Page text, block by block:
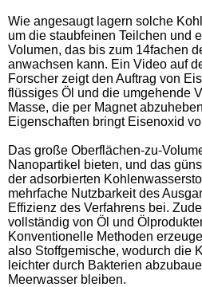
Wie angesaugt lagern solche
um die staubfeinen Teilchen und
Volumen, das bis zum 14fachen
anwachsen kann. Ein Video auf
Forscher zeigt den Auftrag von
flüssiges Öl und die umgehende
Masse, die per Magnet
Eigenschaften bringt Eisenoxid
Das große Oberflächen-zu-
Nanopartikel bieten, und das
der adsorbierten
mehrfache Nutzbarkeit des
Effizienz des Verfahrens bei.
vollständig von Öl und
Konventionelle Methoden
also Stoffgemische, wodurch die
leichter durch Bakterien
Meerwasser bleiben.